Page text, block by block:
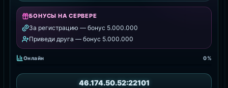
БОНУСЫ НА СЕРВЕРЕ
За регистрацию — бонус 5.000.000
Приведи друга — бонус 5.000.000
Онлайн 0%
46.174.50.52:22101